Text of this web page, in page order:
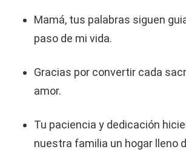
Mamá, tus palabras siguen
paso de mi vida.
Gracias por convertir cada
amor.
Tu paciencia y dedicación
nuestra familia un hogar lleno